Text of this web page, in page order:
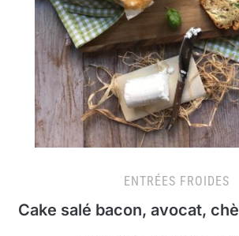
ENTRÉES FROIDES
Cake salé bacon, avocat,